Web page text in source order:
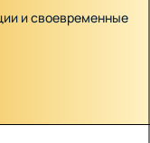
и своевременные